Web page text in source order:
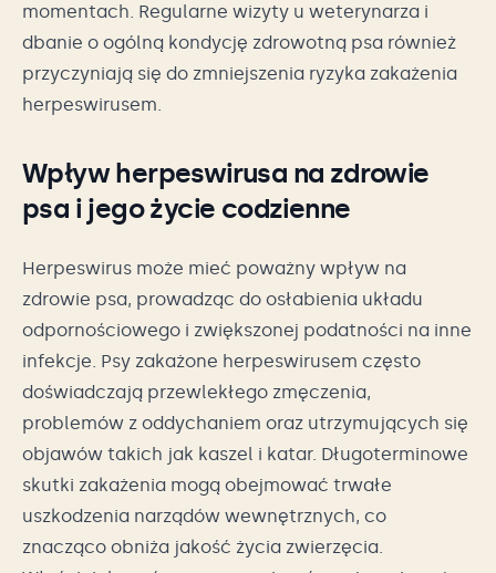
momentach. Regularne wizyty u weterynarza i
dbanie o ogólną kondycję zdrowotną psa również
przyczyniają się do zmniejszenia ryzyka zakażenia
herpeswirusem.
Wpływ herpeswirusa na zdrowie
psa i jego życie codzienne
Herpeswirus może mieć poważny wpływ na
zdrowie psa, prowadząc do osłabienia układu
odpornościowego i zwiększonej podatności na inne
infekcje. Psy zakażone herpeswirusem często
doświadczają przewlekłego zmęczenia,
problemów z oddychaniem oraz utrzymujących się
objawów takich jak kaszel i katar. Długoterminowe
skutki zakażenia mogą obejmować trwałe
uszkodzenia narządów wewnętrznych, co
znacząco obniża jakość życia zwierzęcia.